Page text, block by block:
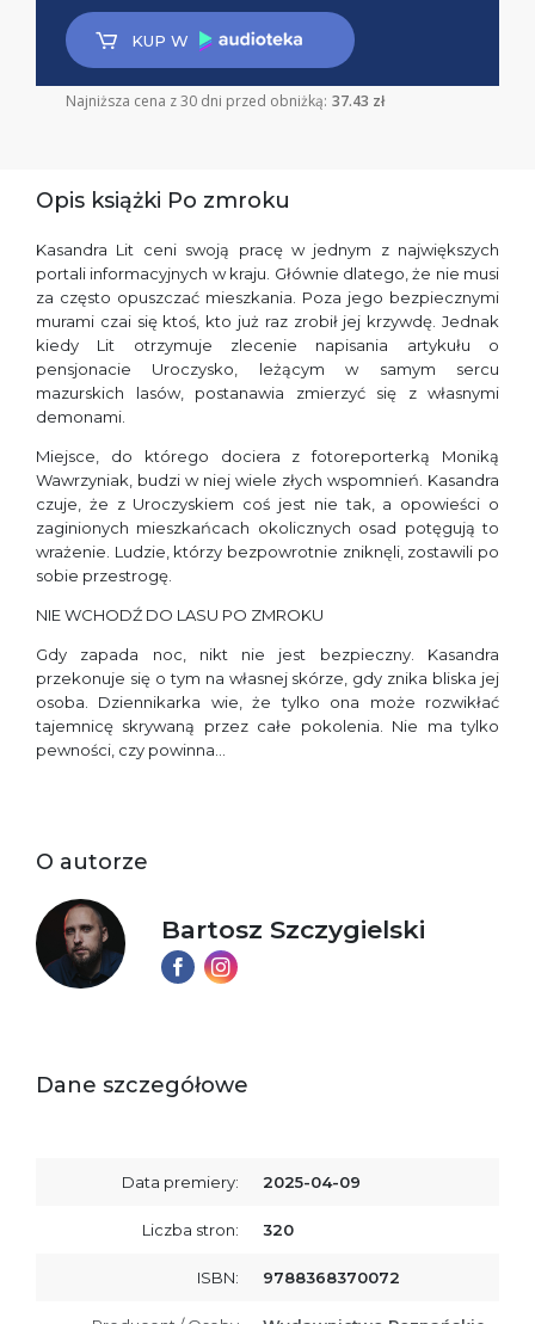
KUP W
Najniższa cena z 30 dni przed obniżką: 37.43 zł
Opis książki Po zmroku
Kasandra Lit ceni swoją pracę w jednym z największych
portali informacyjnych w kraju. Głównie dlatego, że nie musi
za często opuszczać mieszkania. Poza jego bezpiecznymi
murami czai się ktoś, kto już raz zrobił jej krzywdę. Jednak
kiedy Lit otrzymuje zlecenie napisania artykułu o
pensjonacie Uroczysko, leżącym w samym sercu
mazurskich lasów, postanawia zmierzyć się z własnymi
demonami.
Miejsce, do którego dociera z fotoreporterką Moniką
Wawrzyniak, budzi w niej wiele złych wspomnień. Kasandra
czuje, że z Uroczyskiem coś jest nie tak, a opowieści o
zaginionych mieszkańcach okolicznych osad potęgują to
wrażenie. Ludzie, którzy bezpowrotnie zniknęli, zostawili po
sobie przestrogę.
NIE WCHODŹ DO LASU PO ZMROKU
Gdy zapada noc, nikt nie jest bezpieczny. Kasandra
przekonuje się o tym na własnej skórze, gdy znika bliska jej
osoba. Dziennikarka wie, że tylko ona może rozwikłać
tajemnicę skrywaną przez całe pokolenia. Nie ma tylko
pewności, czy powinna…
O autorze
Bartosz Szczygielski
Dane szczegółowe
Data premiery: 2025-04-09
Liczba stron: 320
ISBN: 9788368370072